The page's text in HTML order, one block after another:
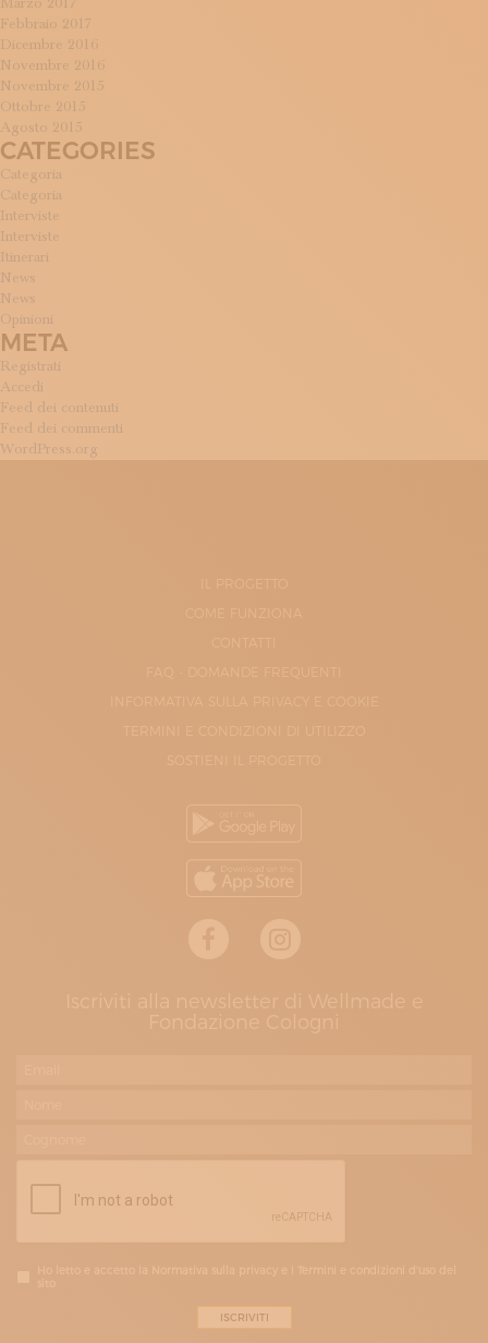
Febbraio 2017
Dicembre 2016
Novembre 2016
Novembre 2015
Ottobre 2015
Agosto 2015
CATEGORIES
Categoria
Categoria
Interviste
Interviste
Itinerari
News
News
Opinioni
META
Registrati
Accedi
Feed dei contenuti
Feed dei commenti
WordPress.org